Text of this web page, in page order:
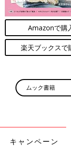
ろにつくったそう
型紙は半円形を1枚
う。赤ちゃんの肌
イドしてあげたい
Amazonで購
楽天ブックスで
ムック書籍
キャンペーン